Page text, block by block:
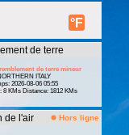
°F
de terre
de terre mineur
ITALY
2026-08-06 05:55
8 KMs Distance: 1812 KMs
de l'air Hors ligne